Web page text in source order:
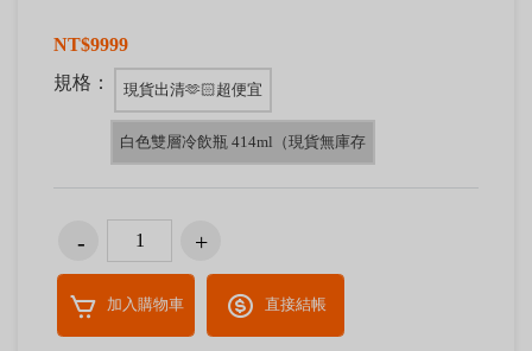
NT$9999
規格：
現貨出清🫶🏻超便宜
白色雙層冷飲瓶 414ml（現貨無庫存
加入購物車 直接結帳